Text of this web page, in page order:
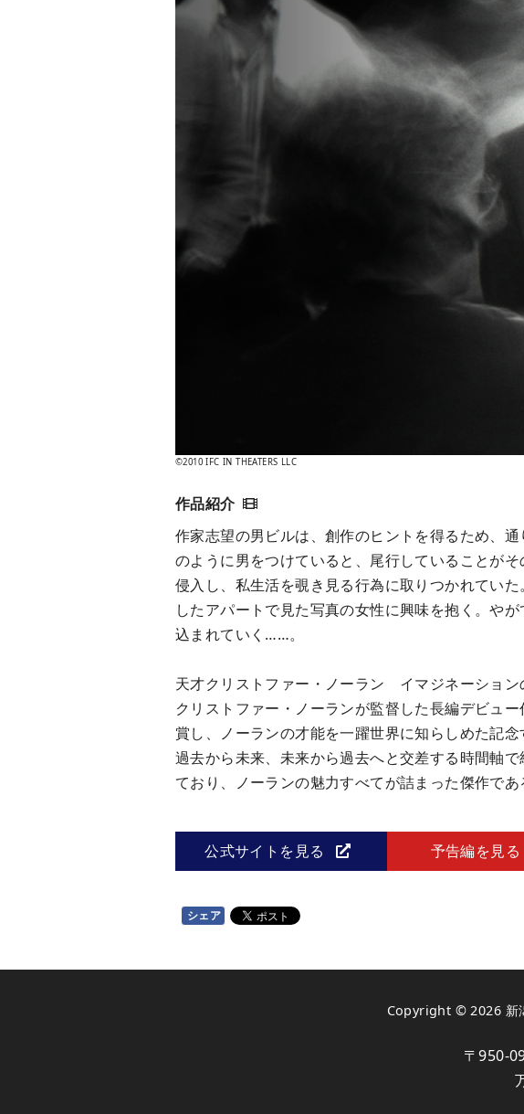
©2010 IFC IN THEATERS LLC
作家志望の男ビルは、創作のヒントを得るため、
のように男をつけていると、尾行していることが
侵入し、私生活を覗き見る行為に取りつかれてい
したアパートで見た写真の女性に興味を抱く。や
込まれていく……。
天才クリストファー・ノーラン イマジネーショ
クリストファー・ノーランが監督した長編デビュ
賞し、ノーランの才能を一躍世界に知らしめた記念
過去から未来、未来から過去へと交差する時間軸
ており、ノーランの魅力すべてが詰まった傑作で
公式サイトを見る 予告編を見る
シェア
Copyright © 2026 新
〒950-